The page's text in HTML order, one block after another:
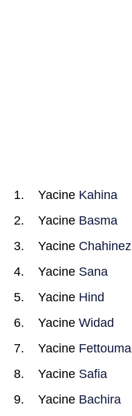
Yacine Kahina
Yacine Basma
Yacine Chahinez
Yacine Sana
Yacine Hind
Yacine Widad
Yacine Fettouma
Yacine Safia
Yacine Bachira